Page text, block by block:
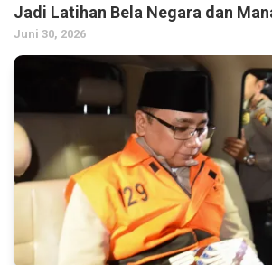
Jadi Latihan Bela Negara dan
Juni 30, 2026